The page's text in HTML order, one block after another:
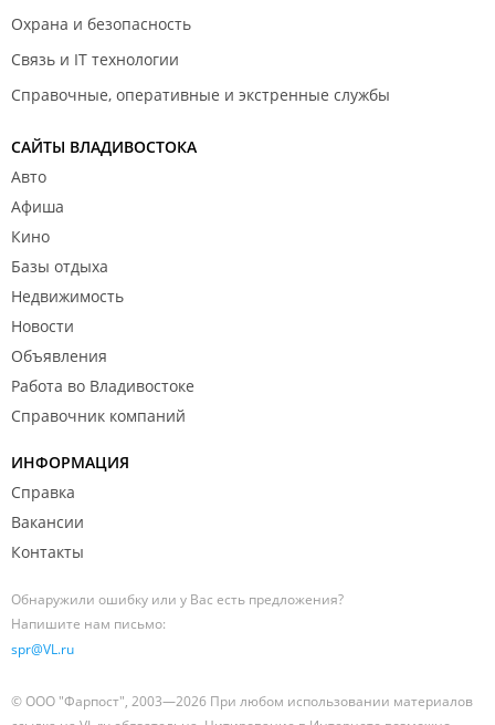
Охрана и безопасность
Связь и IT технологии
Справочные, оперативные и экстренные службы
САЙТЫ ВЛАДИВОСТОКА
Авто
Афиша
Кино
Базы отдыха
Недвижимость
Новости
Объявления
Работа во Владивостоке
Справочник компаний
ИНФОРМАЦИЯ
Справка
Вакансии
Контакты
Обнаружили ошибку или у Вас есть предложения?
Напишите нам письмо:
spr@VL.ru
© ООО "Фарпост", 2003—2026 При любом использовании материалов